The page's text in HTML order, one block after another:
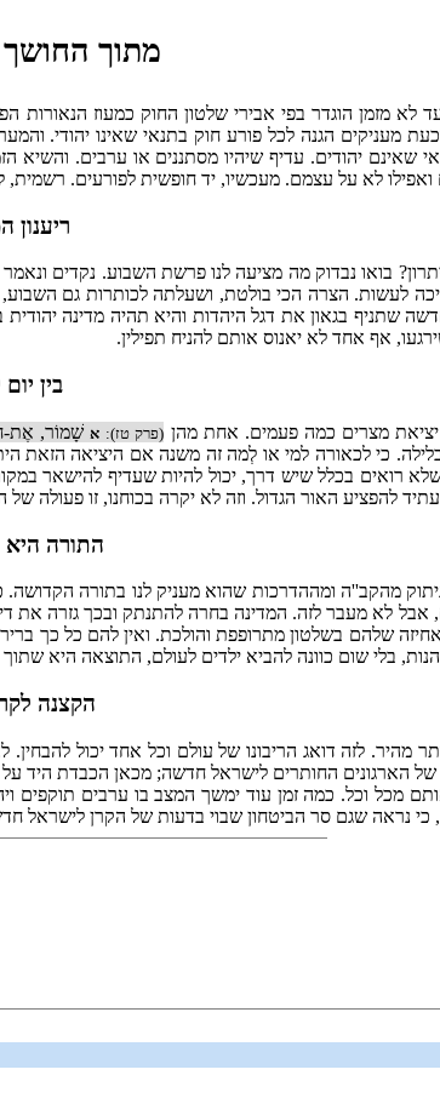
מתוך החושך
לא מזמן הוגדר בפי אבירי שלטון החוק כמעוז
מעניקים הגנה לכל פורע חוק בתנאי שאינו יהודי.
שאינם יהודים. עדיף שיהיו מסתננים או ערבים.
לא על עצמם. מעכשיו, יד חופשית לפורעים.
ריענון
בואו נבדוק מה מציעה לנו פרשת השבוע. נקדים
הצרה הכי בולטת, ושעלתה לכותרות גם השבוע,
שתניף בגאון את דגל היהדות והיא תהיה מדינה
אף אחד לא יאנוס אותם להניח תפילין.
בין
יציאת מצרים כמה פעמים. אחת מהן (פרק טז): אשָׁמוֹר, אֶת-
כי לכאורה למי או לְמה זה משנה אם היציאה הזאת
רואים בכלל שיש דרך, יכול להיות שעדיף להישאר
להפציע האור הגדול. וזה לא יקרה בכוחנו, זו פעולה של
התורה היא
מהקב''ה ומההדרכות שהוא מעניק לנו בתורה
אבל לא מעבר לזה. המדינה בחרה להתנתק ובכך גזרה את
שלהם בשלטון מתרופפת והולכת. ואין להם כל כך
בלי שום כוונה להביא ילדים לעולם, התוצאה היא שתוך
הקצנה
מהיר. לזה דואג הריבונו של עולם וכל אחד יכול
הארגונים החותרים לישראל חדשה; מכאן הכבדת היד על
מכל וכל. כמה זמן עוד ימשך המצב בו ערבים תוקפים
נראה שגם סר הביטחון שבוי בדעות של הקרן לישראל